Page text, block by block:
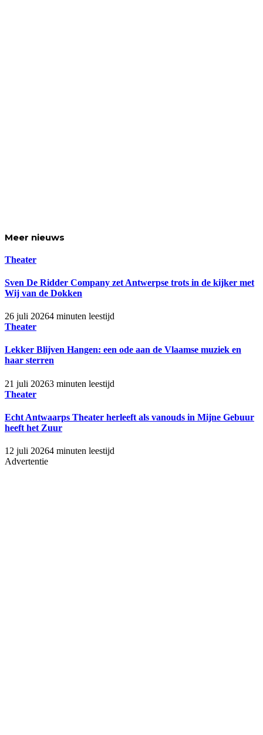
Meer nieuws
Theater
Sven De Ridder Company zet Antwerpse trots in de kijker met
Wij van de Dokken
26 juli 20264 minuten leestijd
Theater
Lekker Blijven Hangen: een ode aan de Vlaamse muziek en
haar sterren
21 juli 20263 minuten leestijd
Theater
Echt Antwaarps Theater herleeft als vanouds in Mijne Gebuur
heeft het Zuur
12 juli 20264 minuten leestijd
Advertentie